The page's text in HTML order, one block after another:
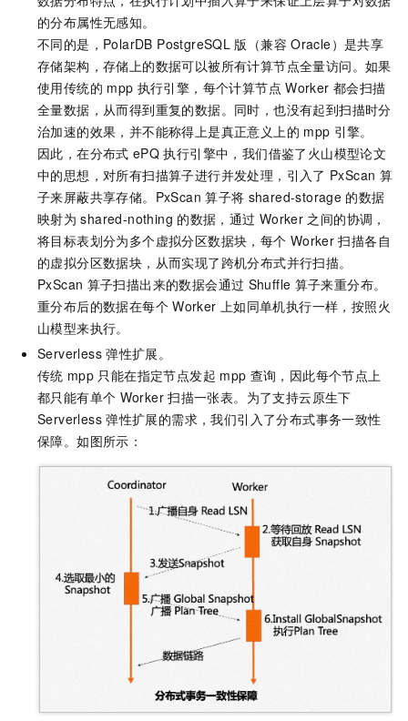
的分布属性无感知。
不同的是， PolarDB PostgreSQL 版（兼容 Oracle） 是共享
存储架构，存储上的数据可以被所有计算节点全量访问。如果
使用传统的 mpp 执行引擎，每个计算节点 Worker 都会扫描
全量数据，从而得到重复的数据。同时，也没有起到扫描时分
治加速的效果，并不能称得上是真正意义上的 mpp 引擎。
因此，在分布式 ePQ 执行引擎中，我们借鉴了火山模型论文
中的思想，对所有扫描算子进行并发处理，引入了 PxScan 算
子来屏蔽共享存储。PxScan 算子将 shared-storage 的数据
映射为 shared-nothing 的数据，通过 Worker 之间的协调，
将目标表划分为多个虚拟分区数据块，每个 Worker 扫描各自
的虚拟分区数据块，从而实现了跨机分布式并行扫描。
PxScan 算子扫描出来的数据会通过 Shuffle 算子来重分布。
重分布后的数据在每个 Worker 上如同单机执行一样，按照火
山模型来执行。
Serverless 弹性扩展。
传统 mpp 只能在指定节点发起 mpp 查询，因此每个节点上
都只能有单个 Worker 扫描一张表。为了支持云原生下
Serverless 弹性扩展的需求，我们引入了分布式事务一致性
保障。如图所示：